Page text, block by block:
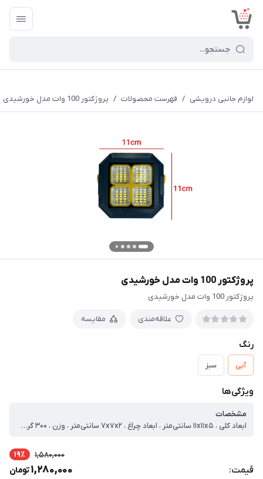
لوازم جانبی درویشی / فهرست محصولات / پروژکتور 100 وات مدل خورشیدی
پروژکتور 100 وات مدل خورشیدی
پروژکتور 100 وات مدل خورشیدی
علاقه‌مندی مقایسه
رنگ
آبی سبز
ویژگی‌ها
مشخصات
ابعاد کلی ، ۱۱x۱۱x۵ سانتی‌متر ، ابعاد چراغ ، ۷x۷x۲ سانتی‌متر ، وزن ، ۳۰۰ گرم ، جنس بدنه ، پلاستیک ABS ، پوشش بدنه ، پلاستیک ، نوع لامپ ، LED ، سرپیچ ، ندارد ، محدوده دمای عملکرد ، -۳۰ تا +۵۰ ، جنس شیشه یا حباب ، پلاستیک طرح شیشه
قیمت:
1,580,000 19٪
1,280,000تومان